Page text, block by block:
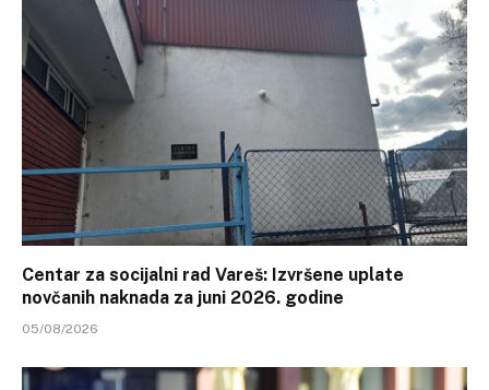
Centar za socijalni rad Vareš: Izvršene uplate
novčanih naknada za juni 2026. godine
05/08/2026